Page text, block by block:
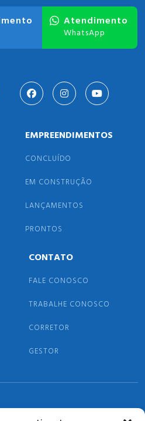
Atendimento
WhatsApp
EMPREENDIMENTOS
CONCLUÍDO
EM CONSTRUÇÃO
LANÇAMENTOS
PRONTOS
CONTATO
FALE CONOSCO
TRABALHE CONOSCO
CORRETOR
GESTOR